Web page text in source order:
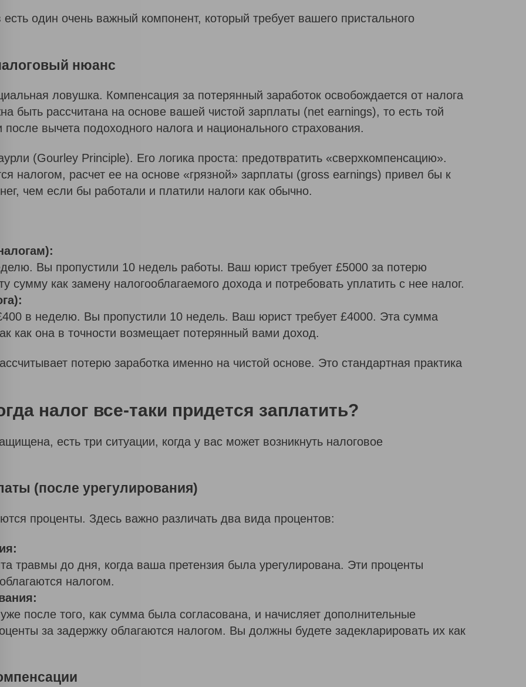
Спасибо!
успешно
обратный
звонок.
менеджер
скоро
свяжется
быть вам
будет
интересно
Б
Л
О
О
Р
И
Н
В
один очень важный компонент, который требует вашего пристального
нюанс
ловушка. Компенсация за потерянный заработок освобождается от налога
быть рассчитана на основе вашей чистой зарплаты (net earnings), то есть той
вычета подоходного налога и национального страхования.
(Gourley Principle). Его логика проста: предотвратить «сверхкомпенсацию».
налогом, расчет ее на основе «грязной» зарплаты (gross earnings) привел бы к
чем если бы работали и платили налоги как обычно.
Вы пропустили 10 недель работы. Ваш юрист требует £5000 за потерю
сумму как замену налогооблагаемого дохода и потребовать уплатить с нее налог.
в неделю. Вы пропустили 10 недель. Ваш юрист требует £4000. Эта сумма
как она в точности возмещает потерянный вами доход.
потерю заработка именно на чистой основе. Это стандартная практика
налог все-таки придется заплатить?
есть три ситуации, когда у вас может возникнуть налоговое
(после урегулирования)
проценты. Здесь важно различать два вида процентов:
травмы до дня, когда ваша претензия была урегулирована. Эти проценты
налогом.
после того, как сумма была согласована, и начисляет дополнительные
за задержку облагаются налогом. Вы должны будете задекларировать их как